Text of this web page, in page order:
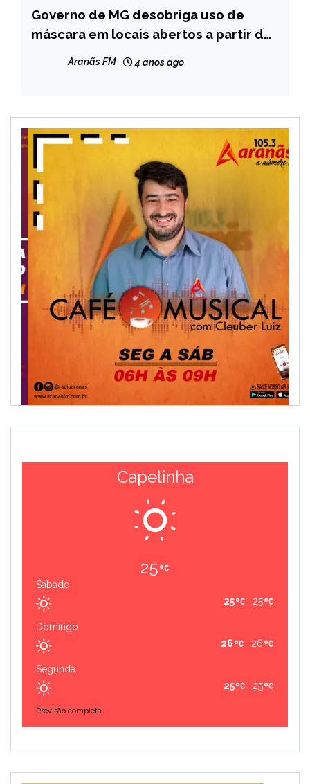
CAPELINHA
MINAS
Governo de MG desobriga uso de
máscara em locais abertos a partir de
Aranãs FM 4 anos ago
Capelinha
25
Sábado
25
25
Domingo
26
26
Segunda
25
25
Previsão completa